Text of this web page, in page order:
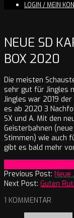
LOGIN / MEIN
NEUE SD
BOX 2020
Die meisten
sehr gut für Jingles
Jingles war 2019
es ab 2020 3
SX und A. Mit den
Geisterbahnen
Stimmen) wie auch
gibt es bald mehr
12-
23
Previous Post: Neue
Next Post: Guten
1 KOMMENTAR